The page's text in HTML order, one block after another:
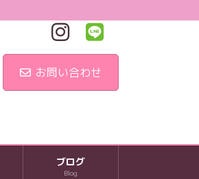
お問い合わせ
ブログ
Blog